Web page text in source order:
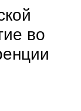
во